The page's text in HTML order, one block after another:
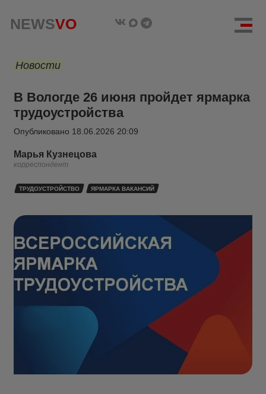
NEWSVO
Новости
В Вологде 26 июня пройдет ярмарка
трудоустройства
Опубликовано 18.06.2026 20:09
Марья Кузнецова
корреспондент
ТРУДОУСТРОЙСТВО ЯРМАРКА ВАКАНСИЙ